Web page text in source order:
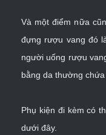
Và một điểm nữa
đựng rượu vang đó
người uống rượu
bằng da thường
Phụ kiện đi kèm có
dưới đây.